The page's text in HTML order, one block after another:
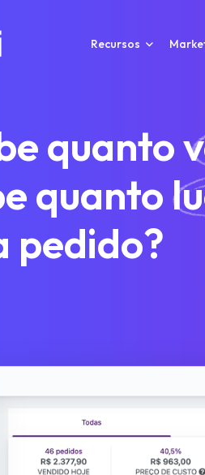
Recursos
quanto
quanto
pedido?